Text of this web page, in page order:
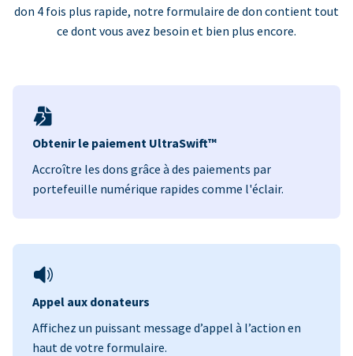
don 4 fois plus rapide, notre formulaire de don contient tout
ce dont vous avez besoin et bien plus encore.
Obtenir le paiement UltraSwift™
Accroître les dons grâce à des paiements par
portefeuille numérique rapides comme l'éclair.
Appel aux donateurs
Affichez un puissant message d’appel à l’action en
haut de votre formulaire.